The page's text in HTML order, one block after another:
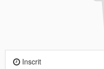
Inscrit